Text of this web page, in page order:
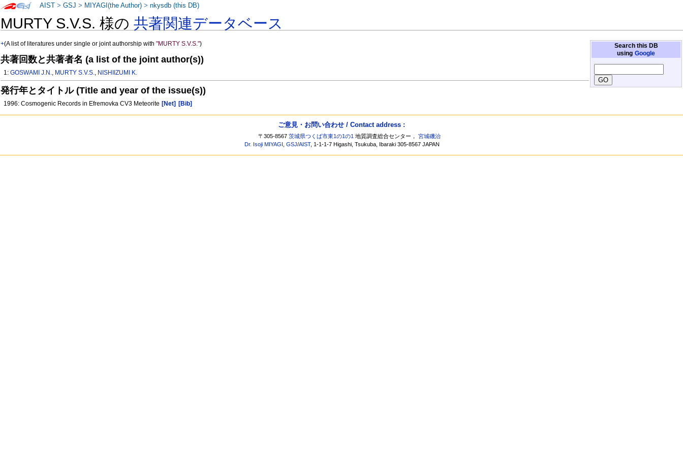
MURTY S.V.S. 様の共著関連データベース
Search this DB
using Google
+(A list of literatures under single or joint authorship with"MURTY S.V.S.")
共著回数と共著者名 (a list of the joint author(s))
1:GOSWAMI J.N., MURTY S.V.S., NISHIIZUMI K.
発行年とタイトル (Title and year of the issue(s))
1996: Cosmogenic Records in Efremovka CV3 Meteorite [Net] [Bib]
AIST >GSJ > MIYAGI(the Author) >nkysdb (this DB)
ご意見・お問い合わせ / Contact address :
〒305-8567茨城県つくば市東1の1の1 地質調査総合センター，宮城磯治
Dr. Isoji MIYAGI ,GSJ/AIST, 1-1-1-7 Higashi, Tsukuba, Ibaraki 305-8567 JAPAN